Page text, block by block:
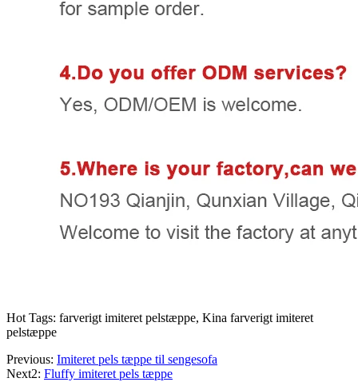
Hot Tags: farverigt imiteret pelstæppe, Kina farverigt imiteret
pelstæppe
Previous: Imiteret pels tæppe til sengesofa
Next2: Fluffy imiteret pels tæppe